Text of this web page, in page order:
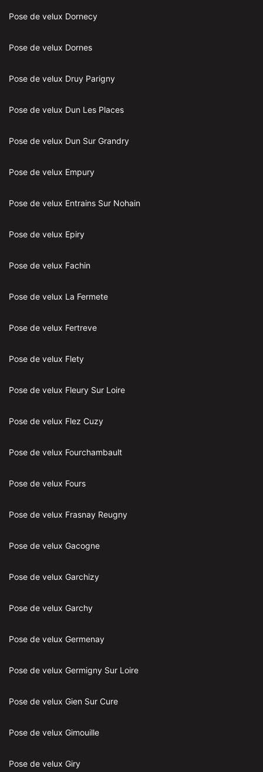
Pose de velux Dornecy
Pose de velux Dornes
Pose de velux Druy Parigny
Pose de velux Dun Les Places
Pose de velux Dun Sur Grandry
Pose de velux Empury
Pose de velux Entrains Sur Nohain
Pose de velux Epiry
Pose de velux Fachin
Pose de velux La Fermete
Pose de velux Fertreve
Pose de velux Flety
Pose de velux Fleury Sur Loire
Pose de velux Flez Cuzy
Pose de velux Fourchambault
Pose de velux Fours
Pose de velux Frasnay Reugny
Pose de velux Gacogne
Pose de velux Garchizy
Pose de velux Garchy
Pose de velux Germenay
Pose de velux Germigny Sur Loire
Pose de velux Gien Sur Cure
Pose de velux Gimouille
Pose de velux Giry